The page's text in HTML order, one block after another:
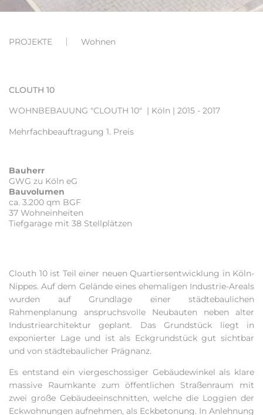
PROJEKTE Wohnen
CLOUTH 10
WOHNBEBAUUNG "CLOUTH 10" | Köln | 2015 - 2017
Mehrfachbeauftragung 1. Preis
Bauherr
GWG zu Köln eG
Bauvolumen
ca. 3.200 qm BGF
37 Wohneinheiten
Tiefgarage mit 38 Stellplätzen
Clouth 10 ist Teil einer neuen Quartiersentwicklung in Köln-
Nippes. Auf dem Gelände eines ehemaligen Industrie-Areals
wurden auf Grundlage einer städtebaulichen
Rahmenplanung anspruchsvolle Neubauten neben alter
Industriearchitektur geplant. Das Grundstück liegt in
exponierter Lage und ist als Eckgrundstück gut sichtbar
und von städtebaulicher Prägnanz.
Es entstand ein viergeschossiger Gebäudewinkel als klare
massive Raumkante zum öffentlichen Straßenraum mit
zwei große Gebäudeeinschnitten, welche die Loggien der
Eckwohnungen aufnehmen, als Eckbetonung. In Anlehnung